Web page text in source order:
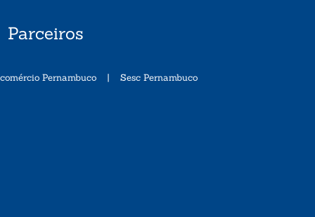
Parceiros
Pernambuco | Sesc Pernambuco